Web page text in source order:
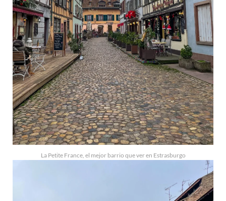
La Petite France, el mejor barrio que ver en Estrasburgo